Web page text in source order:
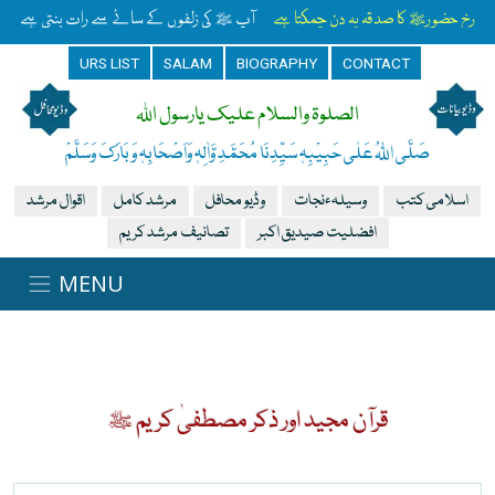
رخِ حضورﷺ کا صدقہ یہ دن چمکتا ہے آپ ﷺ کی زلفوں کے سائے سے رات بنتی ہے
URS LIST SALAM BIOGRAPHY CONTACT
الصلوۃ والسلام علیک یارسول اللہ
صَلَّی اللہُ عَلٰی حَبِیْبِہٖ سَیِّدِنَا مُحَمَّدِ وَّاٰلِہٖ وَاَصْحَابِہٖ وَبَارَکَ وَسَلَّمْ
اقوال مرشد مرشد کامل وڈیو محافل وسیلہءنجات
اسلامی کتب
تصانیف مرشد کریم
افضلیت صیدیق اکبر
قرآن مجید اور ذکر مصطفیٰ کریم ﷺ